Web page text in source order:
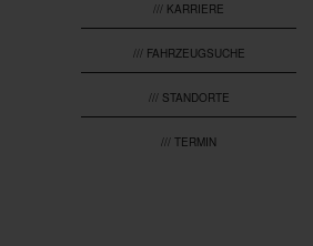
/// KARRIERE
/// FAHRZEUGSUCHE
/// STANDORTE
/// TERMIN